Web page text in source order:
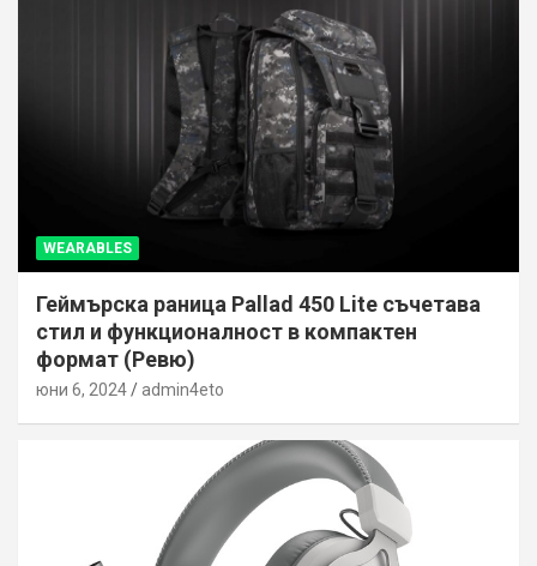
WEARABLES
Геймърска раница Pallad 450 Lite съчетава
стил и функционалност в компактен
формат (Ревю)
юни 6, 2024 admin4eto